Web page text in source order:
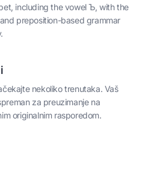
including the vowel Ъ, with the
preposition-based grammar
nekoliko trenutaka. Vaš
za preuzimanje na
originalnim rasporedom.